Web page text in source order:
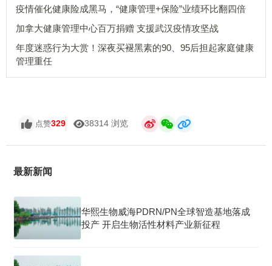
疫情催化健康险成黑马，“健康管理+保险”业绩环比翻四倍
加拿大健康管理中心百万捐赠 支援武汉疫情攻坚战
年度迷惑行为大赏！深夜买褪黑素的90、95后担起家庭健康
管理重任
点赞329 38314 浏览
最新新闻
华熙生物威海PDRN/PN全球智造基地落成
投产 开启生物活性材料产业新征程